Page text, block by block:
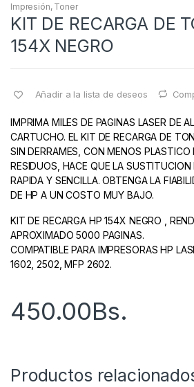
Impresión, Toner
KIT DE RECARGA DE
154X NEGRO
Añadir a la lista de deseos
IMPRIMA MILES DE PAGINAS LASER DE
CARTUCHO. EL KIT DE RECARGA DE
SIN DERRAMES, CON MENOS PLASTICO
RESIDUOS, HACE QUE LA SUSTITUCION
RAPIDA Y SENCILLA. OBTENGA LA
DE HP A UN COSTO MUY BAJO.
KIT DE RECARGA HP 154X NEGRO ,
APROXIMADO 5000 PAGINAS.
COMPATIBLE PARA IMPRESORAS HP
1602, 2502, MFP 2602.
450.00Bs.
Productos